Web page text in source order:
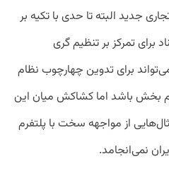
جدید البته تا حدی با تکیه بر
تمرکز بر تنظیم گری
برای تدوین چهارچوب نظام
بخش باشد اما کشاکش میان این
از مواجهه سخت با پلتفرم
نمی‌انجامد.